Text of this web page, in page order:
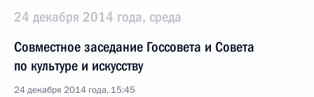
24 декабря 2014 года, среда
Совместное заседание Госсовета и Совета
по культуре и искусству
24 декабря 2014 года, 15:45